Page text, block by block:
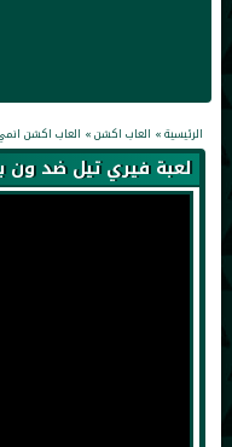
الرئيسية» العاب اكشن» العاب اكشن
لعبة فيري تيل ضد